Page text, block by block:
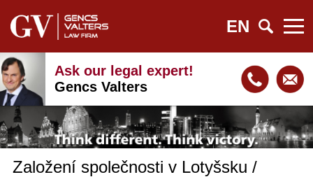
EN
Ask our legal expert!
Gencs Valters
Založení společnosti v Lotyšsku /